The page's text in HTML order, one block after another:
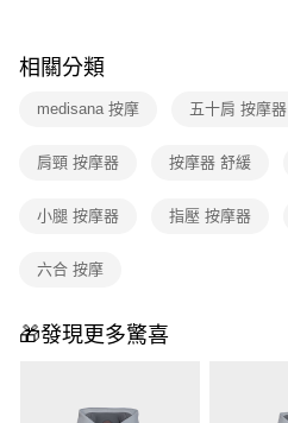
付款後門市自取
免運費
相關分類
medisana 按摩 五十肩 按摩器
肩頸 按摩器 按摩器 舒緩
小腿 按摩器 指壓 按摩器
六合 按摩
🎁發現更多驚喜